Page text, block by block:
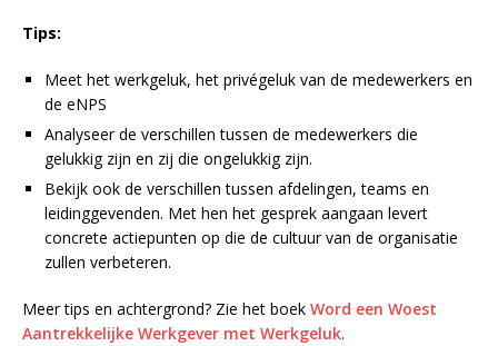
Tips:
Meet het werkgeluk, het privégeluk van de medewerkers en
de eNPS
Analyseer de verschillen tussen de medewerkers die
gelukkig zijn en zij die ongelukkig zijn.
Bekijk ook de verschillen tussen afdelingen, teams en
leidinggevenden. Met hen het gesprek aangaan levert
concrete actiepunten op die de cultuur van de organisatie
zullen verbeteren.
Meer tips en achtergrond? Zie het boek Word een Woest
Aantrekkelijke Werkgever met Werkgeluk.